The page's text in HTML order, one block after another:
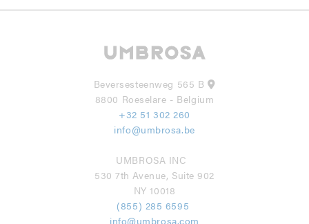
Beversesteenweg 565 B
8800 Roeselare - Belgium
+32 51 302 260
info@umbrosa.be
UMBROSA INC
530 7th Avenue, Suite 902
NY 10018
(855) 285 6595
info@umbrosa.com